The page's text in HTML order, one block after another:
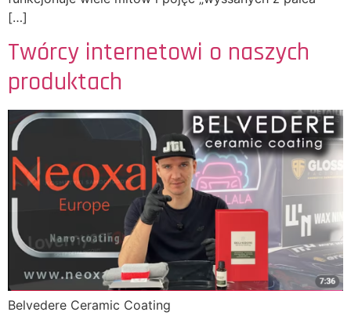
[…]
Twórcy internetowi o naszych
produktach
Belvedere Ceramic Coating